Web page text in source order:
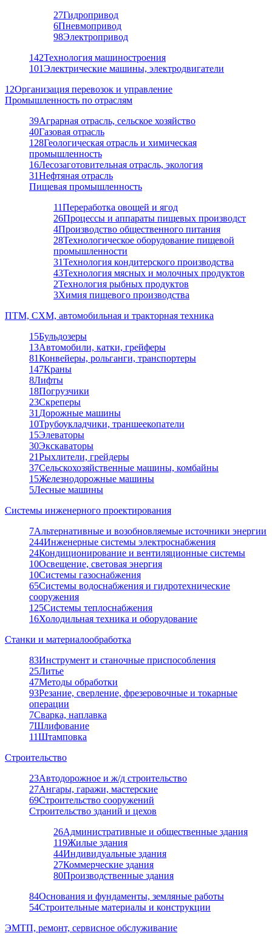
27Гидропривод
6Пневмопривод
98Электропривод
142Технология машиностроения
101Электрические машины, электродвигатели
12Организация перевозок и управление
Промышленность по отраслям
39Аграрная отрасль, сельское хозяйство
40Газовая отрасль
128Геологическая отрасль и химическая
промышленность
16Лесозаготовительная отрасль, экология
31Нефтяная отрасль
Пищевая промышленность
11Переработка овощей и ягод
26Процессы и аппараты пищевых производст
4Производство общественного питания
28Технологическое оборудование пищевой
промышленности
31Технология кондитерского производства
43Технология мясных и молочных продуктов
2Технология рыбных продуктов
3Химия пищевого производства
ПТМ, СХМ, автомобильная и тракторная техника
15Бульдозеры
13Автомобили, катки, грейферы
81Конвейеры, рольганги, транспортеры
147Краны
8Лифты
18Погрузчики
23Скреперы
31 Дорожные машины
10Трубоукладчики, траншеекопатели
15Элеваторы
30Экскаваторы
21Рыхлители, грейдеры
37Сельскохозяйственные машины, комбайны
15Железнодорожные машины
5Лесные машины
Системы инженерного проектирования
7Альтернативные и возобновляемые источники энергии
244Инженерные системы электроснабжения
24Кондиционирование и вентиляционные системы
10Освещение, световая энергия
10Системы газоснабжения
65Системы водоснабжения и гидротехнические
сооружения
125Системы теплоснабжения
16Холодильная техника и оборудование
Станки и материалообработка
83Инструмент и станочные приспособления
25Литье
47Методы обработки
93Резание, сверление, фрезеровочные и токарные
операции
7Сварка, наплавка
7Шлифование
11Штамповка
Строительство
23Автодорожное и ж/д строительство
27Ангары, гаражи, мастерские
69Строительство сооружений
Строительство зданий и цехов
26Административные и общественные здания
119Жилые здания
44Индивидуальные здания
27Коммерческие здания
80Производственные здания
84Основания и фундаменты, земляные работы
54Строительные материалы и конструкции
ЭМТП, ремонт, сервисное обслуживание